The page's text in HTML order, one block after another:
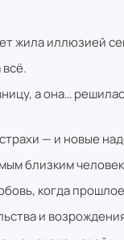
жила иллюзией
а она…
— и новые
близким
когда
и